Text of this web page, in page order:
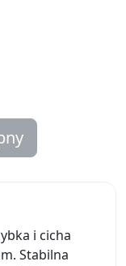
i cicha
Stabilna